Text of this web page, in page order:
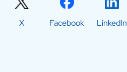
X Facebook LinkedIn